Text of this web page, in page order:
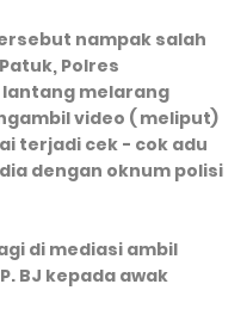
nampak salah
Polres
lantang melarang
video ( meliput)
terjadi cek - cok adu
dengan oknum polisi
di mediasi ambil
BJ kepada awak